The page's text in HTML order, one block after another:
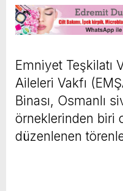
Emniyet Teşkilatı
Aileleri Vakfı
Binası, Osmanlı
örneklerinden biri
düzenlenen